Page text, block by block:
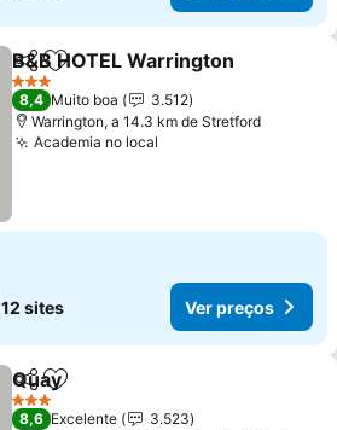
PartilharAdicionar aos favoritos
B&B HOTEL Warrington
3 Estrelas
8,4 Muito boa
3.512
Warrington, a 14.3 km de Stretford
Academia no local
12 sites Ver preços
PartilharAdicionar aos favoritos
Quay
3 Estrelas
8,6 Excelente
3.523